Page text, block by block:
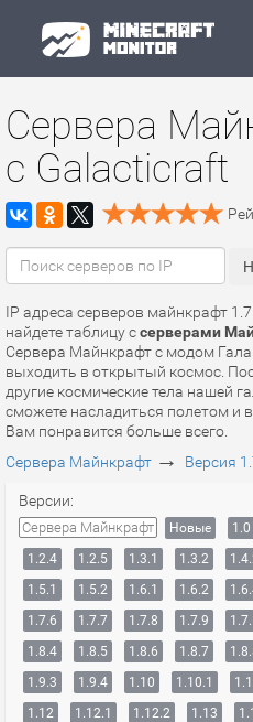
Сервера
с Galacticraft
IP адреса серверов майнкрафт
найдете таблицу ссерверами
Сервера Майнкрафт с модом
выходить в открытый космос.
другие космические тела нашей
сможете насладиться полетом и
Вам понравится больше всего.
Сервера Майнкрафт → Версия
Версии:
Сервера Майнкрафт Новые 1.0
1.2.4
1.2.5 1.3.1 1.3.2
1.5.1
1.5.2 1.6.1 1.6.2
1.7.6
1.7.7 1.7.8 1.7.9
1.8.4
1.8.5 1.8.6 1.8.7
1.9.3
1.9.4 1.10 1.10.1
1.12
1.12.1 1.12.2 1.13